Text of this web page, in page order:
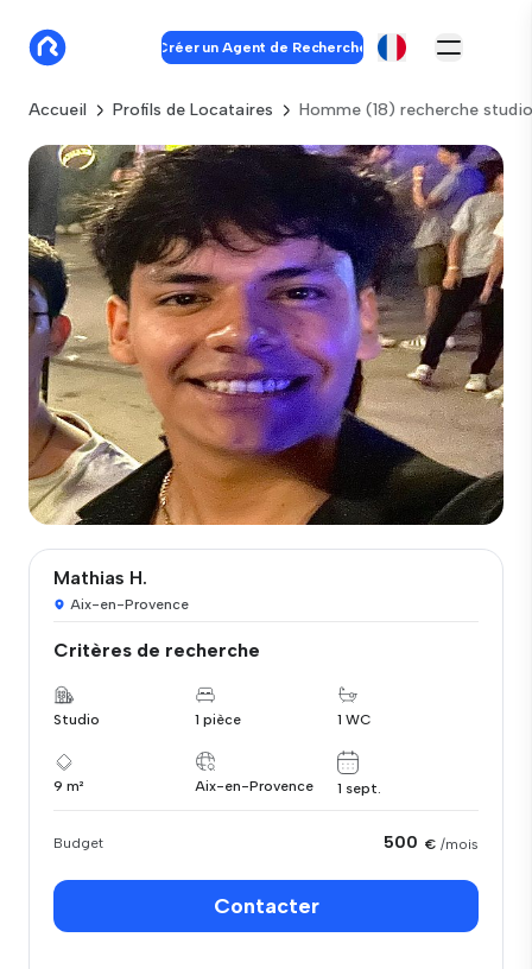
Créer un Agent de Recherche
Accueil Profils de Locataires Homme (18) recherche
Mathias H.
Aix-en-Provence
Critères de recherche
Studio 1 pièce 1 WC
9 m² Aix-en-Provence 1 sept.
Budget 500 € /mois
Contacter